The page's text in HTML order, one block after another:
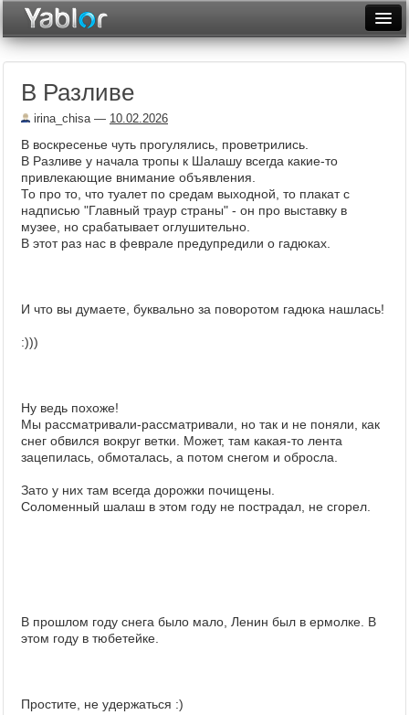
Рейтинги
Архив
Фототоп
В Разливе
irina_chisa— 10.02.2026
В воскресенье чуть прогулялись, проветрились.
В Разливе у начала тропы к Шалашу всегда какие-то
привлекающие внимание объявления.
То про то, что туалет по средам выходной, то плакат с
надписью "Главный траур страны" - он про выставку в
музее, но срабатывает оглушительно.
В этот раз нас в феврале предупредили о гадюках.
И что вы думаете, буквально за поворотом гадюка нашлась!
:)))
Ну ведь похоже!
Мы рассматривали-рассматривали, но так и не поняли, как
снег обвился вокруг ветки. Может, там какая-то лента
зацепилась, обмоталась, а потом снегом и обросла.
Зато у них там всегда дорожки почищены.
Соломенный шалаш в этом году не пострадал, не сгорел.
В прошлом году снега было мало, Ленин был в ермолке. В
этом году в тюбетейке.
Простите, не удержаться :)